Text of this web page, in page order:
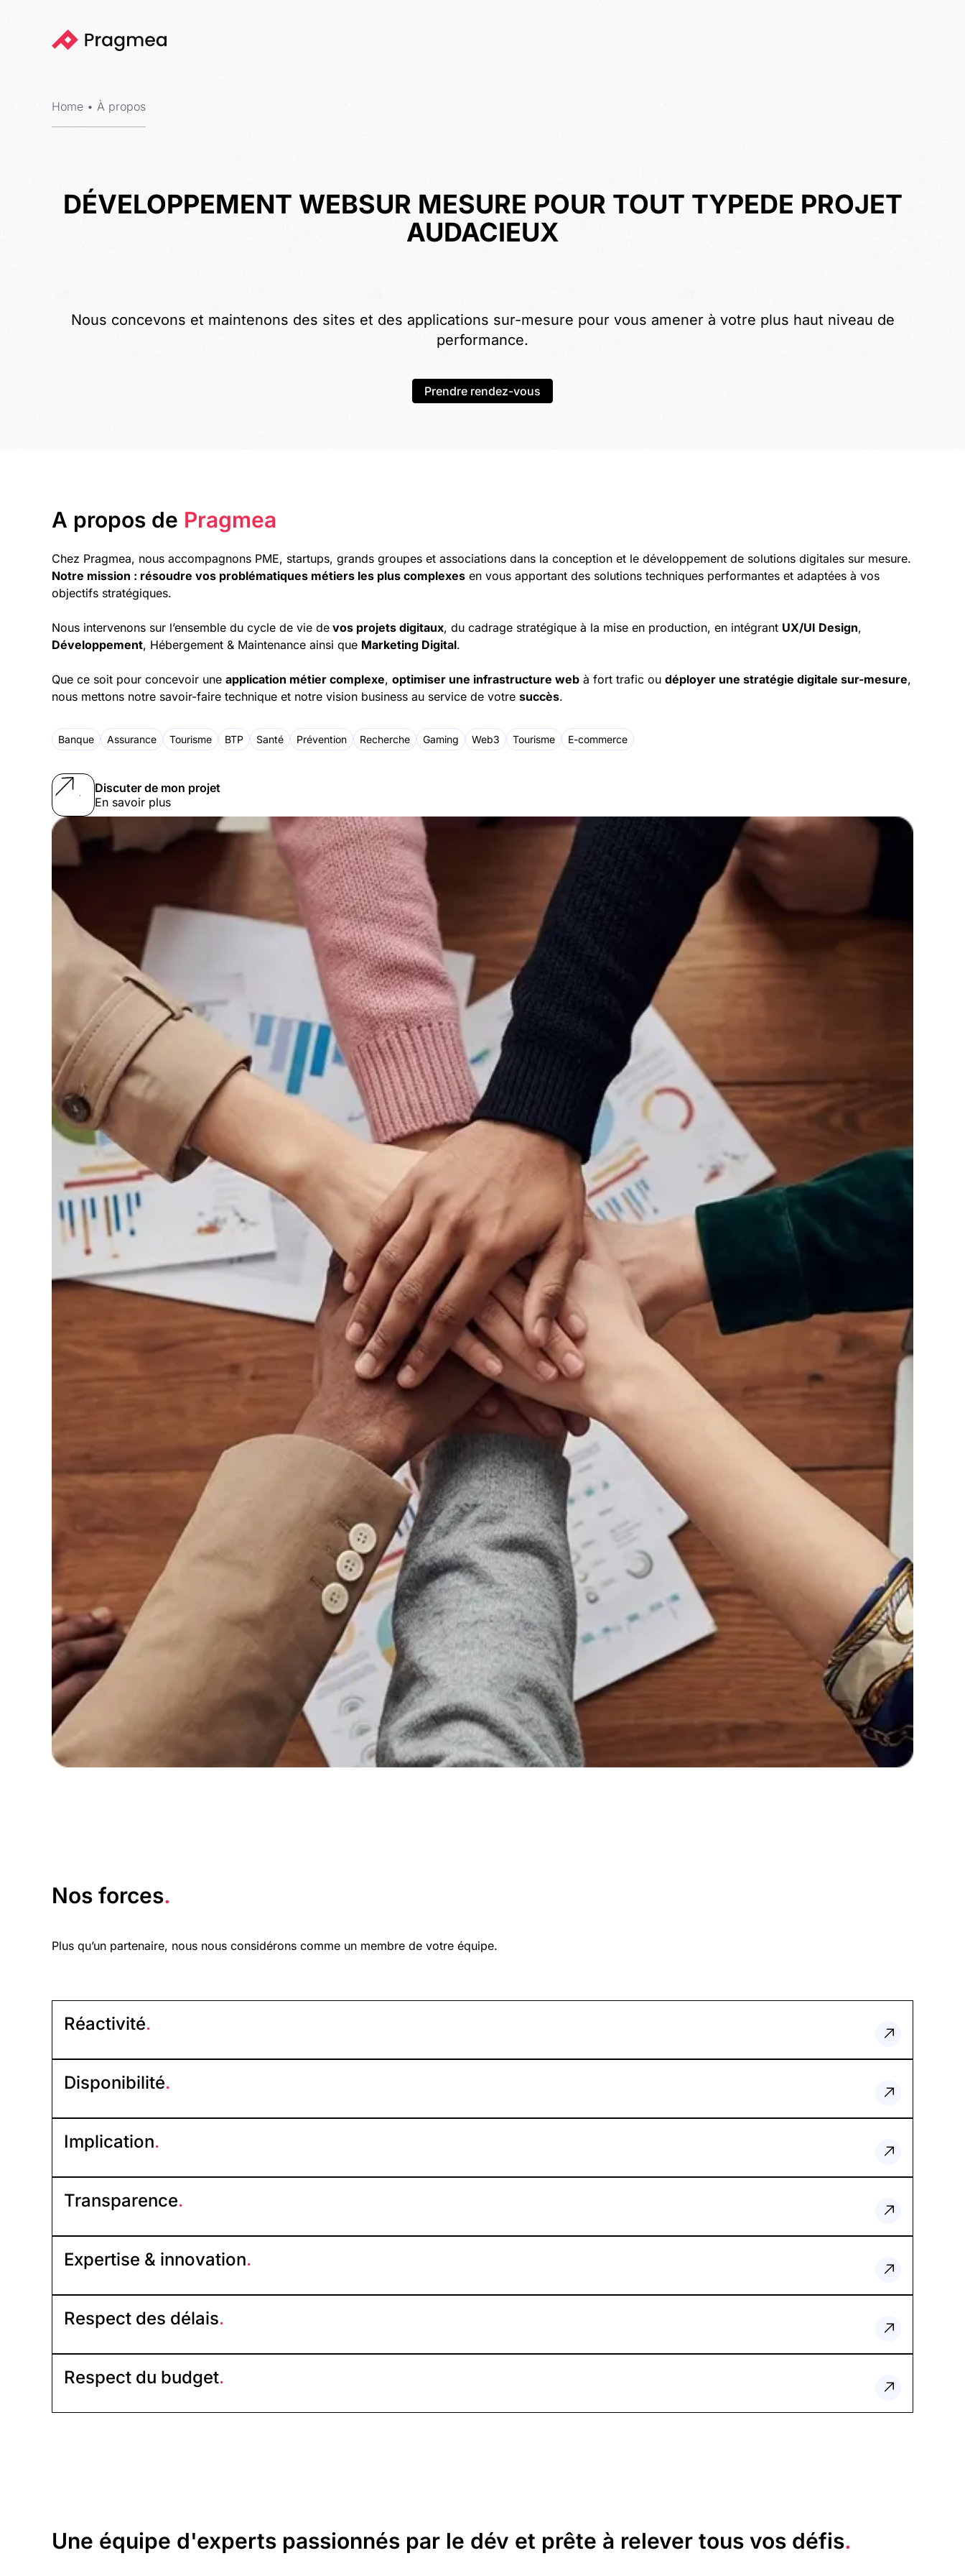
Home • À propos
DÉVELOPPEMENT WEBSUR MESURE POUR TOUT TYPEDE PROJET
AUDACIEUX
Nous concevons et maintenons des sites et des applications sur-mesure pour vous amener à votre plus haut niveau de
performance.
Prendre rendez-vous
A propos de Pragmea
Chez Pragmea, nous accompagnons PME, startups, grands groupes et associations dans la conception et le développement de solutions digitales sur mesure.
Notre mission : résoudre vos problématiques métiers les plus complexes en vous apportant des solutions techniques performantes et adaptées à vos
objectifs stratégiques.
Nous intervenons sur l’ensemble du cycle de vie de vos projets digitaux, du cadrage stratégique à la mise en production, en intégrant UX/UI Design,
Développement, Hébergement & Maintenance ainsi que Marketing Digital.
Que ce soit pour concevoir une application métier complexe, optimiser une infrastructure web à fort trafic ou déployer une stratégie digitale sur-mesure,
nous mettons notre savoir-faire technique et notre vision business au service de votre succès.
Banque Assurance Tourisme BTP Santé Prévention Recherche Gaming Web3 Tourisme E-commerce
Discuter de mon projet
En savoir plus
Nos forces.
Plus qu’un partenaire, nous nous considérons comme un membre de votre équipe.
Réactivité.
Disponibilité.
Implication.
Transparence.
Expertise & innovation.
Respect des délais.
Respect du budget.
Une équipe d'experts passionnés par le dév et prête à relever tous vos défis.